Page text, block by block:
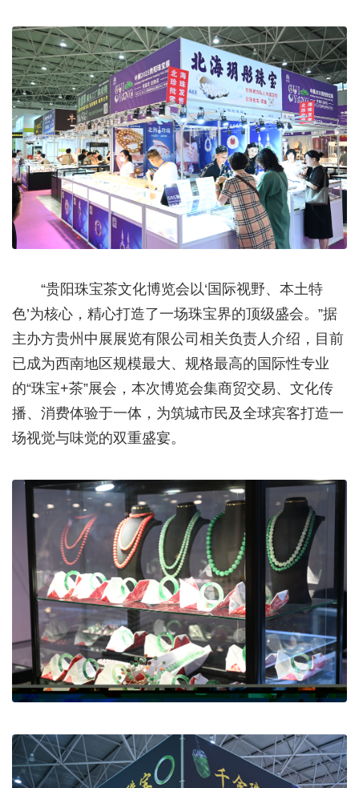
“贵阳珠宝茶文化博览会以‘国际视野、本土特
色’为核心，精心打造了一场珠宝界的顶级盛会。”据
主办方贵州中展展览有限公司相关负责人介绍，目前
已成为西南地区规模最大、规格最高的国际性专业
的“珠宝+茶”展会，本次博览会集商贸交易、文化传
播、消费体验于一体，为筑城市民及全球宾客打造一
场视觉与味觉的双重盛宴。